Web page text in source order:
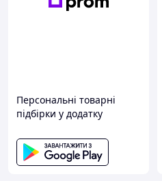
Персональні товарні
підбірки у додатку